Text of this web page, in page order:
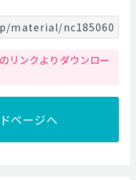
material/nc185060
リンクよりダウンロー
ページへ